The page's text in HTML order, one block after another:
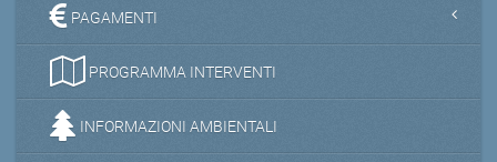
PAGAMENTI
PROGRAMMA INTERVENTI
INFORMAZIONI AMBIENTALI